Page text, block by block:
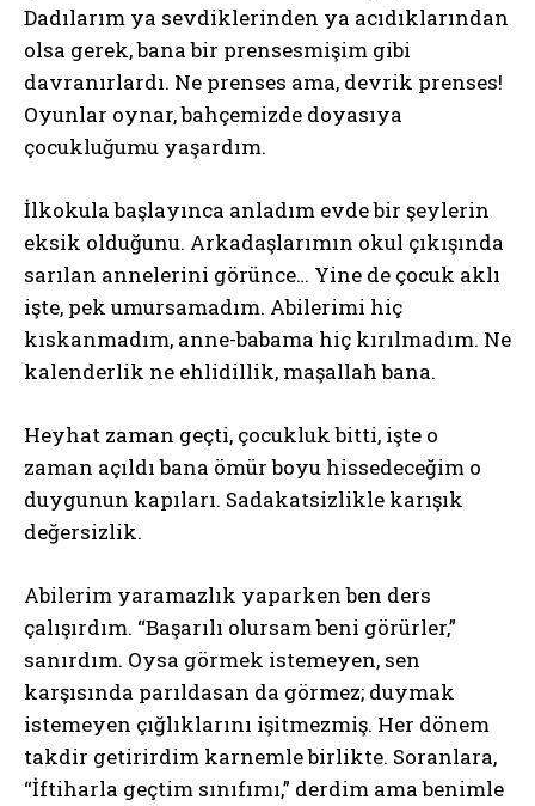
Dadılarım ya sevdiklerinden ya acıdıklarından
olsa gerek, bana bir prensesmişim gibi
davranırlardı. Ne prenses ama, devrik prenses!
Oyunlar oynar, bahçemizde doyasıya
çocukluğumu yaşardım.
İlkokula başlayınca anladım evde bir şeylerin
eksik olduğunu. Arkadaşlarımın okul çıkışında
sarılan annelerini görünce… Yine de çocuk aklı
işte, pek umursamadım. Abilerimi hiç
kıskanmadım, anne-babama hiç kırılmadım. Ne
kalenderlik ne ehlidillik, maşallah bana.
Heyhat zaman geçti, çocukluk bitti, işte o
zaman açıldı bana ömür boyu hissedeceğim o
duygunun kapıları. Sadakatsizlikle karışık
değersizlik.
Abilerim yaramazlık yaparken ben ders
çalışırdım. “Başarılı olursam beni görürler,”
sanırdım. Oysa görmek istemeyen, sen
karşısında parıldasan da görmez; duymak
istemeyen çığlıklarını işitmezmiş. Her dönem
takdir getirirdim karnemle birlikte. Soranlara,
“İftiharla geçtim sınıfımı,” derdim ama benimle